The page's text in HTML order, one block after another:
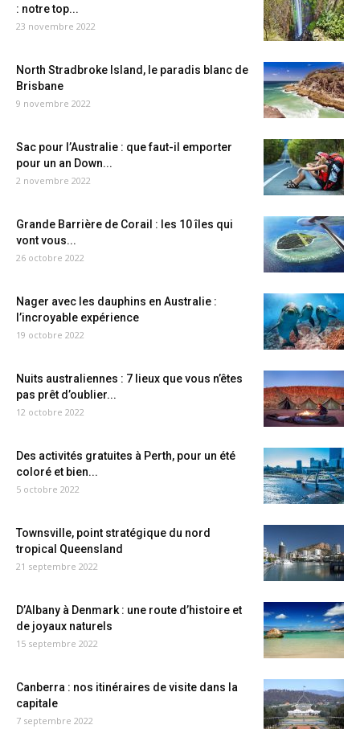
: notre top...
23 novembre 2022
North Stradbroke Island, le paradis blanc de
Brisbane
9 novembre 2022
Sac pour l’Australie : que faut-il emporter
pour un an Down...
2 novembre 2022
Grande Barrière de Corail : les 10 îles qui
vont vous...
26 octobre 2022
Nager avec les dauphins en Australie :
l’incroyable expérience
19 octobre 2022
Nuits australiennes : 7 lieux que vous n’êtes
pas prêt d’oublier...
12 octobre 2022
Des activités gratuites à Perth, pour un été
coloré et bien...
5 octobre 2022
Townsville, point stratégique du nord
tropical Queensland
21 septembre 2022
D’Albany à Denmark : une route d’histoire et
de joyaux naturels
15 septembre 2022
Canberra : nos itinéraires de visite dans la
capitale
7 septembre 2022